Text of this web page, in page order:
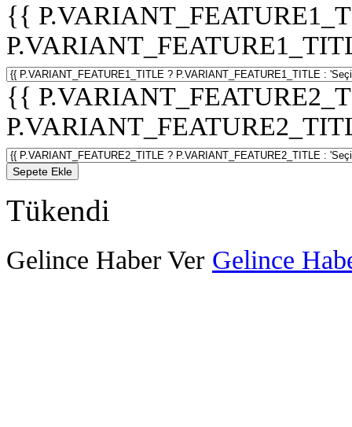
{{
{{
Sepete Ekle
Tükendi
Gelince Haber Ver Gelince